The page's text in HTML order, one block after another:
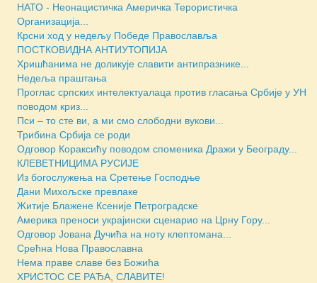
НАТО - Неонацистичка Америчка Терористичка
Организација...
Крсни ход у недељу Победе Православља
ПОСТКОВИДНА АНТИУТОПИЈА
Хришћанима не доликује славити антипразнике...
Недеља праштања
Проглас српских интелектуалаца против гласања Србије у УН
поводом криз...
Пси – то сте ви, а ми смо слободни вукови...
Трибина Србија се роди
Одговор Кораксићу поводом споменика Дражи у Београду...
КЛЕВЕТНИЦИМА РУСИЈЕ
Из богослужења на Сретење Господње
Дани Михољске превлаке
Житије Блажене Ксеније Петроградске
Америка преноси украјински сценарио на Црну Гору...
Одговор Јована Дучића на ноту клептомана...
Срећна Нова Православна
Нема праве славе без Божића
ХРИСТОС СЕ РАЂА, СЛАВИТЕ!